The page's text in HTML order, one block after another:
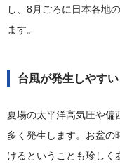
し、8月ごろに日本各地
ます。
台風が発生しやすい
夏場の太平洋高気圧や偏
多く発生します。お盆の
けるということも珍しく